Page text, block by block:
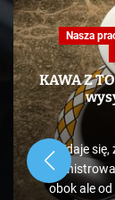
Nasza
KAWA Z
Zdaje
obok ale